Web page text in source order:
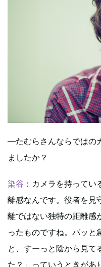
―たむらさんならではの
ましたか？
染谷 ：カメラを持って
離感なんです。役者を見
離ではない独特の距離感
ったものですね。パッと
と、すーっと陰から見て
た？」っていうときがあ